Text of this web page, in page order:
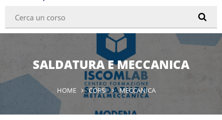
SALDATURA E MECCANICA
HOME CORSI MECCANICA